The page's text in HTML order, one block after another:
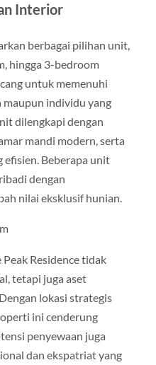
Interior
berbagai pilihan unit,
hingga 3-bedroom
untuk memenuhi
individu yang
dilengkapi dengan
mandi modern, serta
efisien. Beberapa unit
dengan
nilai eksklusif hunian.
Residence tidak
tetapi juga aset
lokasi strategis
ini cenderung
penyewaan juga
dan ekspatriat yang